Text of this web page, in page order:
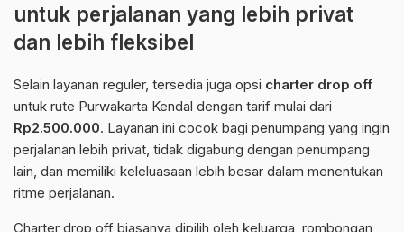
untuk perjalanan yang lebih privat
dan lebih fleksibel
Selain layanan reguler, tersedia juga opsi charter drop off
untuk rute Purwakarta Kendal dengan tarif mulai dari
Rp2.500.000. Layanan ini cocok bagi penumpang yang ingin
perjalanan lebih privat, tidak digabung dengan penumpang
lain, dan memiliki keleluasaan lebih besar dalam menentukan
ritme perjalanan.
Charter drop off biasanya dipilih oleh keluarga, rombongan